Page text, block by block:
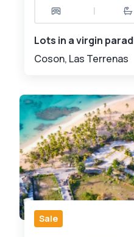
|
Lots in a virgin
Coson, Las Terrenas
Sale